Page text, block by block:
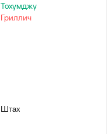
Тохумджу
Гриллич
Штах